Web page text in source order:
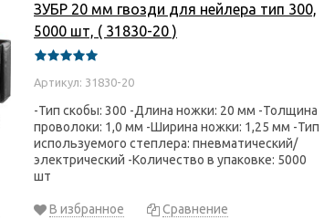
ЗУБР 20 мм гвозди для нейлера тип 300,
5000 шт, ( 31830-20 )
Артикул: 31830-20
-Тип скобы: 300 -Длина ножки: 20 мм -Толщина
проволоки: 1,0 мм -Ширина ножки: 1,25 мм -Тип
используемого степлера: пневматический/
электрический -Количество в упаковке: 5000
шт
В избранное Сравнение